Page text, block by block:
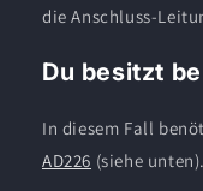
die Anschluss-
Du besitzt
In diesem Fall
AD226 (siehe unten).